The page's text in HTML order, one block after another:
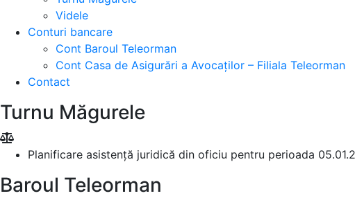
Videle
Conturi bancare
Cont Baroul Teleorman
Cont Casa de Asigurări a Avocaților – Filiala Teleorman
Contact
Turnu Măgurele
Planificare asistență juridică din oficiu pentru perioada
Baroul Teleorman